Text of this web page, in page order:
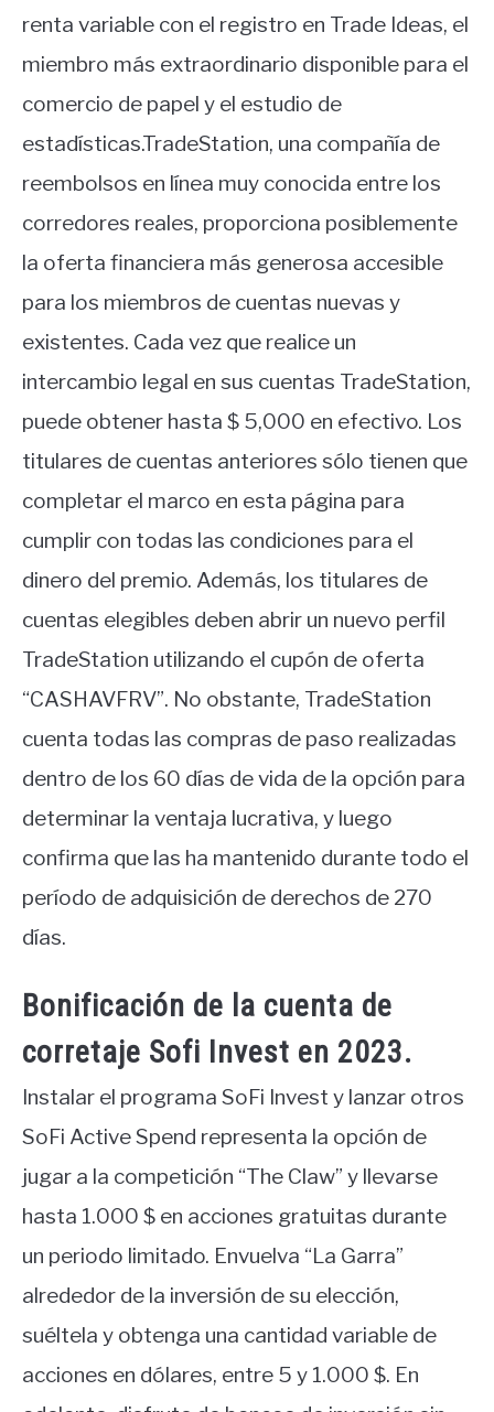
renta variable con el registro en Trade Ideas, el
miembro más extraordinario disponible para el
comercio de papel y el estudio de
estadísticas.TradeStation, una compañía de
reembolsos en línea muy conocida entre los
corredores reales, proporciona posiblemente
la oferta financiera más generosa accesible
para los miembros de cuentas nuevas y
existentes. Cada vez que realice un
intercambio legal en sus cuentas TradeStation,
puede obtener hasta $ 5,000 en efectivo. Los
titulares de cuentas anteriores sólo tienen que
completar el marco en esta página para
cumplir con todas las condiciones para el
dinero del premio. Además, los titulares de
cuentas elegibles deben abrir un nuevo perfil
TradeStation utilizando el cupón de oferta
“CASHAVFRV”. No obstante, TradeStation
cuenta todas las compras de paso realizadas
dentro de los 60 días de vida de la opción para
determinar la ventaja lucrativa, y luego
confirma que las ha mantenido durante todo el
período de adquisición de derechos de 270
días.
Bonificación de la cuenta de
corretaje Sofi Invest en 2023.
Instalar el programa SoFi Invest y lanzar otros
SoFi Active Spend representa la opción de
jugar a la competición “The Claw” y llevarse
hasta 1.000 $ en acciones gratuitas durante
un periodo limitado. Envuelva “La Garra”
alrededor de la inversión de su elección,
suéltela y obtenga una cantidad variable de
acciones en dólares, entre 5 y 1.000 $. En